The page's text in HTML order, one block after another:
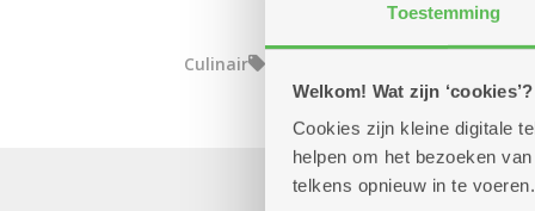
Toestemming
Welkom! Wat zijn ‘cookies’?
Cookies zijn kleine digitale
helpen om het bezoeken
telkens opnieuw in te
Culinair